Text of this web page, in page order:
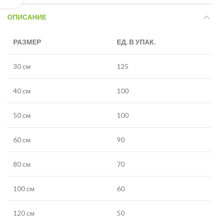
ОПИСАНИЕ
РАЗМЕР ЕД. В УПАК.
30 см 125
40 см 100
50 см 100
60 см 90
80 см 70
100 см 60
120 см 50